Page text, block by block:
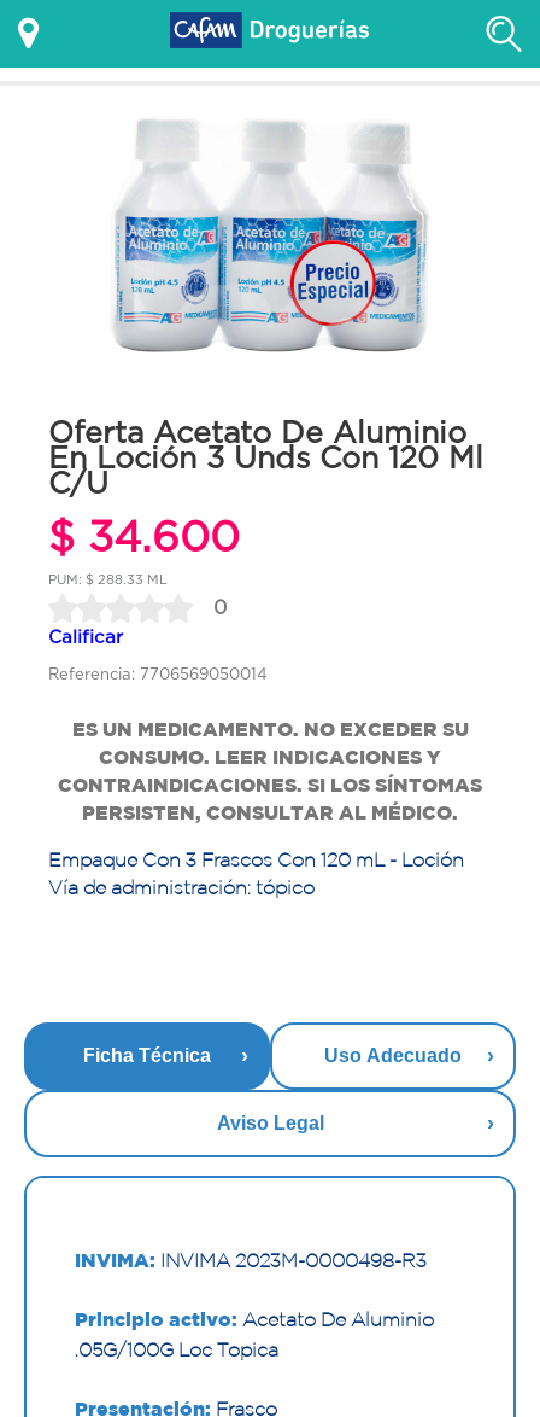
Oferta Acetato De Aluminio
En Loción 3 Unds Con 120 Ml
C/U
$ 34.600
PUM: $ 288.33 ML
0
Calificar
Referencia: 7706569050014
ES UN MEDICAMENTO. NO EXCEDER SU
CONSUMO. LEER INDICACIONES Y
CONTRAINDICACIONES. SI LOS SÍNTOMAS
PERSISTEN, CONSULTAR AL MÉDICO.
Empaque Con 3 Frascos Con 120 mL - Loción
Vía de administración: tópico
Ficha Técnica Uso Adecuado
Aviso Legal
INVIMA: INVIMA 2023M-0000498-R3
Principio activo: Acetato De Aluminio
.05G/100G Loc Topica
Presentación: Frasco